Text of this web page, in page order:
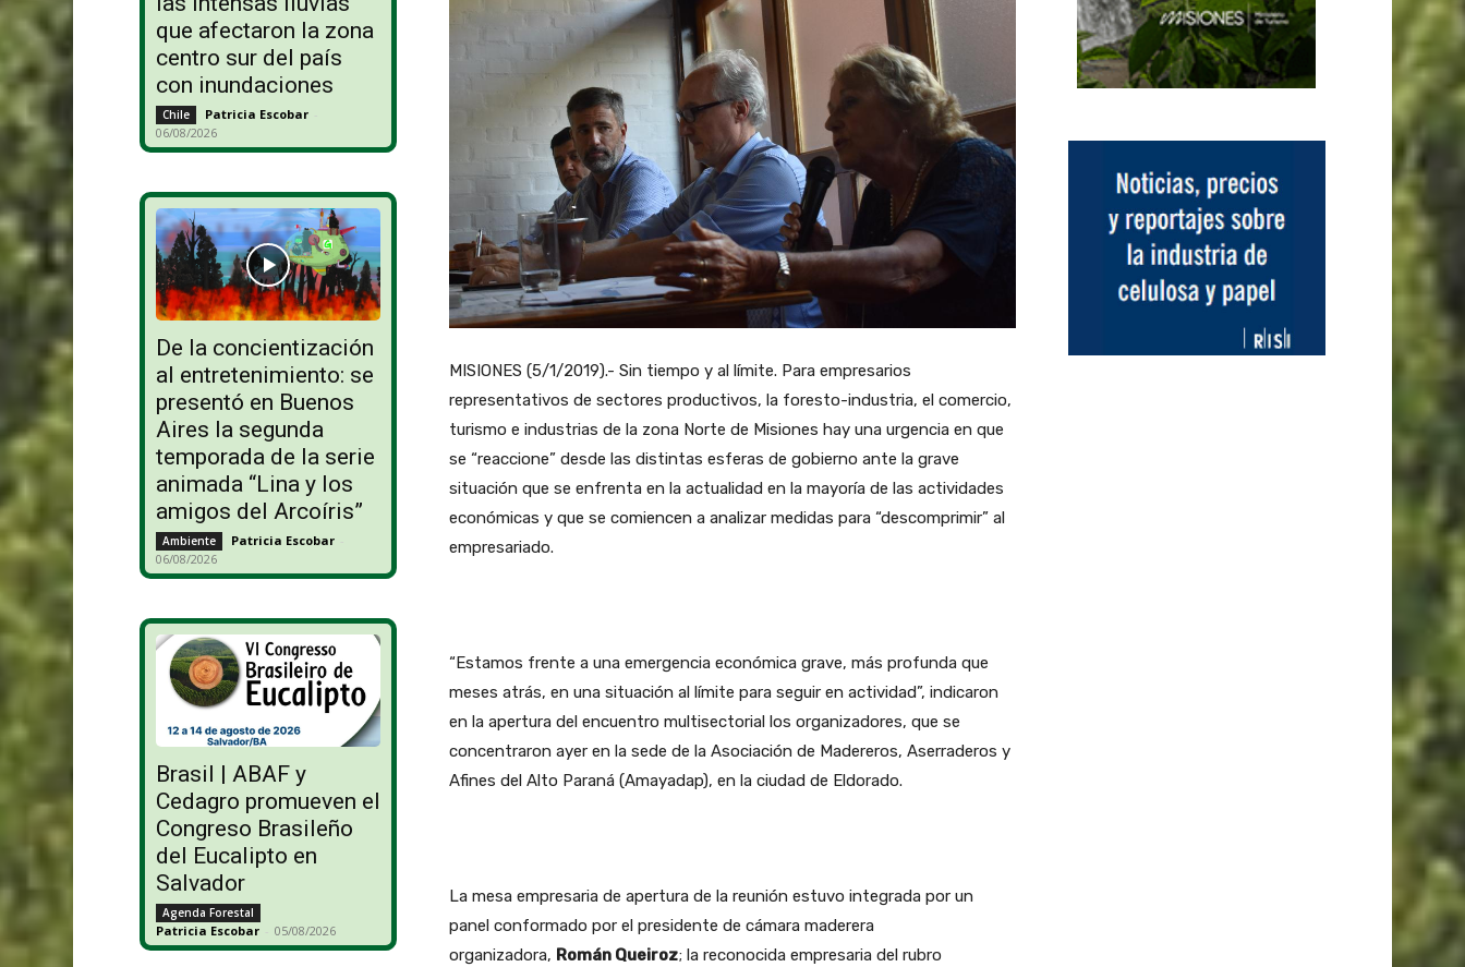
que afectaron la zona
centro sur del país
con inundaciones
Chile Patricia Escobar -
06/08/2026
De la concientización
al entretenimiento: se
presentó en Buenos
Aires la segunda
temporada de la serie
animada “Lina y los
amigos del Arcoíris”
Ambiente Patricia Escobar -
06/08/2026
Brasil | ABAF y
Cedagro promueven el
Congreso Brasileño
del Eucalipto en
Salvador
Agenda Forestal
Patricia Escobar - 05/08/2026
MISIONES (5/1/2019).- Sin tiempo y al límite. Para empresarios
representativos de sectores productivos, la foresto-industria, el comercio,
turismo e industrias de la zona Norte de Misiones hay una urgencia en que
se “reaccione” desde las distintas esferas de gobierno ante la grave
situación que se enfrenta en la actualidad en la mayoría de las actividades
económicas y que se comiencen a analizar medidas para “descomprimir” al
empresariado.
“Estamos frente a una emergencia económica grave, más profunda que
meses atrás, en una situación al límite para seguir en actividad”, indicaron
en la apertura del encuentro multisectorial los organizadores, que se
concentraron ayer en la sede de la Asociación de Madereros, Aserraderos y
Afines del Alto Paraná (Amayadap), en la ciudad de Eldorado.
La mesa empresaria de apertura de la reunión estuvo integrada por un
panel conformado por el presidente de cámara maderera
organizadora, Román Queiroz; la reconocida empresaria del rubro